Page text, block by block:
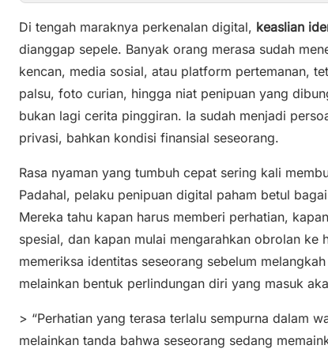
Di tengah maraknya perkenalan digital, keaslian
dianggap sepele. Banyak orang merasa sudah
kencan, media sosial, atau platform pertemanan,
palsu, foto curian, hingga niat penipuan yang
bukan lagi cerita pinggiran. Ia sudah menjadi
privasi, bahkan kondisi finansial seseorang.
Rasa nyaman yang tumbuh cepat sering kali
Padahal, pelaku penipuan digital paham betul
Mereka tahu kapan harus memberi perhatian,
spesial, dan kapan mulai mengarahkan obrolan ke
memeriksa identitas seseorang sebelum
melainkan bentuk perlindungan diri yang masuk
> “Perhatian yang terasa terlalu sempurna dalam
melainkan tanda bahwa seseorang sedang